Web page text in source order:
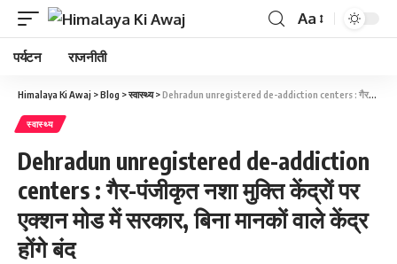
Aa
पर्यटन राजनीती
Himalaya Ki Awaj >Blog >स्वास्थ्य>Dehradun unregistered de-addiction centers : गैर-पंजीकृत नशा मुक्ति केंद्रों पर एक्शन मोड में सरकार, बिना मानकों वाले केंद्र होंगे बंद
स्वास्थ्य
Dehradun unregistered de-addiction
centers : गैर-पंजीकृत नशा मुक्ति केंद्रों पर
एक्शन मोड में सरकार, बिना मानकों वाले केंद्र
होंगे बंद